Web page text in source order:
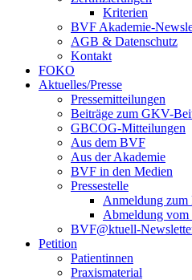
Kriterien
BVF Akademie-
AGB & Datenschutz
Kontakt
FOKO
Aktuelles/Presse
Pressemitteilungen
Beiträge zum GKV-
GBCOG-Mitteilungen
Aus dem BVF
Aus der Akademie
BVF in den Medien
Pressestelle
Anmeldung zum
Abmeldung vom
BVF@ktuell-
Petition
Patientinnen
Praxismaterial